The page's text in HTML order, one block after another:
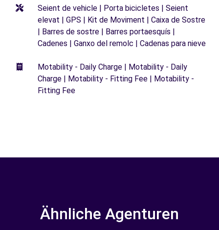
Seient de vehicle | Porta bicicletes | Seient
elevat | GPS | Kit de Moviment | Caixa de Sostre
| Barres de sostre | Barres portaesquís |
Cadenes | Ganxo del remolc | Cadenas para nieve
Motability - Daily Charge | Motability - Daily
Charge | Motability - Fitting Fee | Motability -
Fitting Fee
Ähnliche Agenturen